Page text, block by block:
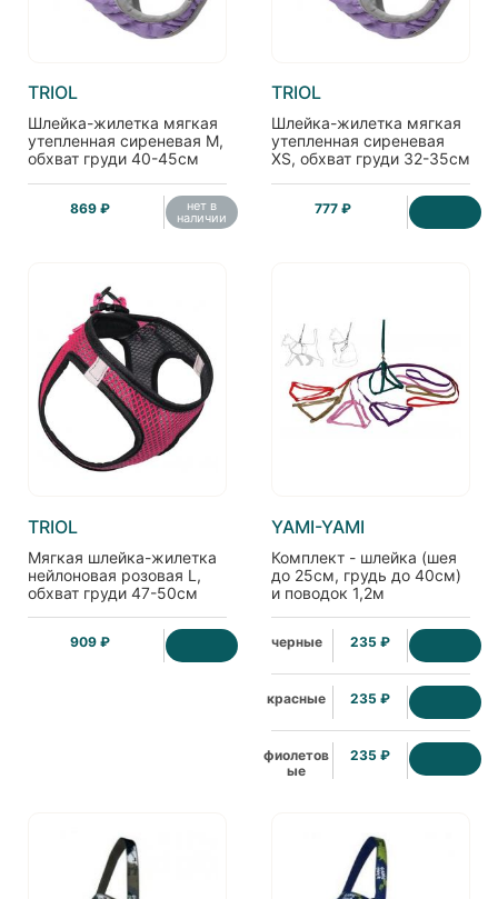
TRIOL
Шлейка-жилетка мягкая
утепленная сиреневая M,
обхват груди 40-45см
869 ₽ нет в
наличии
TRIOL
Шлейка-жилетка мягкая
утепленная сиреневая
XS, обхват груди 32-35см
777 ₽
TRIOL
Мягкая шлейка-жилетка
нейлоновая розовая L,
обхват груди 47-50см
909 ₽
YAMI-YAMI
Комплект - шлейка (шея
до 25см, грудь до 40см)
и поводок 1,2м
черные 235 ₽
красные 235 ₽
фиолетов
ые
235 ₽